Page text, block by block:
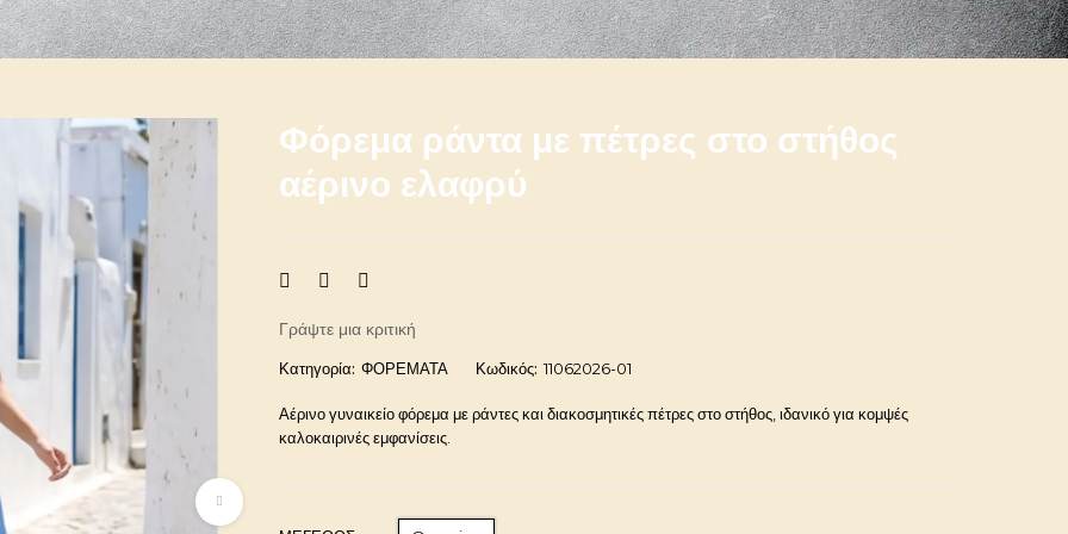
Φόρεμα ράντα με πέτρες στο στήθος
αέρινο ελαφρύ
Γράψτε μια κριτική
Κατηγορία: ΦΟΡΕΜΑΤΑ Κωδικός: 11062026-01
Αέρινο γυναικείο φόρεμα με ράντες και διακοσμητικές πέτρες στο στήθος, ιδανικό για κομψές
καλοκαιρινές εμφανίσεις.